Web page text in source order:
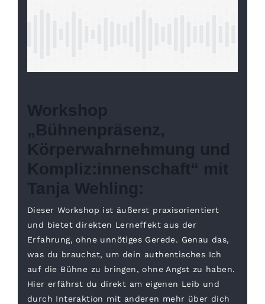
Dieser Workshop ist äußerst praxisorientiert
und bietet direkten Lerneffekt aus der
Erfahrung, ohne unnötiges Gerede. Genau das,
was du brauchst, um dein authentisches Ich
auf die Bühne zu bringen, ohne Angst zu haben.
Hier erfährst du direkt am eigenen Leib und
durch Interaktion mit anderen mehr über dich